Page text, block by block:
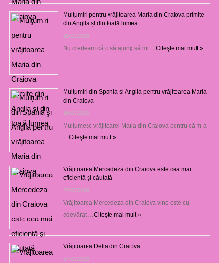
Mulţumiri pentru vrăjitoarea Maria din Craiova primite
din Anglia și din toată lumea
29/07/2026
Nu credeam că o să ajung să mi … Citeşte mai mult »
Mulţumiri din Spania şi Anglia pentru vrăjitoarea Maria
din Craiova
28/07/2026
Mulţumesc vrăjitoarei Maria din Craiova pentru că m-a
Citeşte mai mult »
Vrăjitoarea Mercedeza din Craiova este cea mai
eficientă şi căutată
27/07/2026
Vrăjitoarea Mercedeza din Craiova vine este cu
adevărat … Citeşte mai mult »
Vrăjitoarea Delia din Craiova
27/07/2026